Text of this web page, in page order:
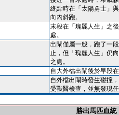
終點時在「太陽勇士」
向內斜跑。
末段在「瑰麗人生」之
處。
出閘僅屬一般，跑了一
止，但「瑰麗人生」仍
之處。
自大外檔出閘後於早段
自外檔出閘時發生碰撞
受獸醫檢查，並無發現
勝出馬匹血統